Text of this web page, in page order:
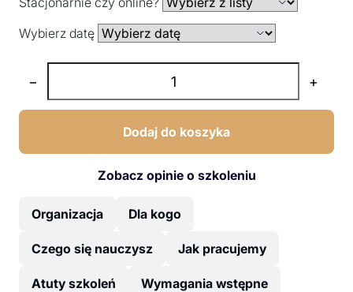
Wybierz datę
− +
Dodaj do koszyka
Zobacz opinie o szkoleniu
Organizacja Dla kogo
Czego się nauczysz Jak pracujemy
Atuty szkoleń Wymagania wstępne